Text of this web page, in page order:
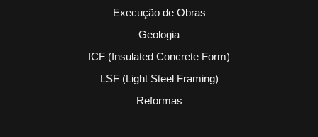
Execução de Obras
Geologia
ICF (Insulated Concrete Form)
LSF (Light Steel Framing)
Reformas